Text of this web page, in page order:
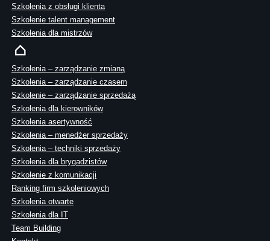
Szkolenia z obsługi klienta
Szkolenie talent management
Szkolenia dla mistrzów
Szkolenia – zarządzanie zmianą
Szkolenia – zarządzanie czasem
Szkolenie – zarządzanie sprzedażą
Szkolenia dla kierowników
Szkolenia asertywność
Szkolenia – menedżer sprzedaży
Szkolenia – techniki sprzedaży
Szkolenia dla brygadzistów
Szkolenie z komunikacji
Ranking firm szkoleniowych
Szkolenia otwarte
Szkolenia dla IT
Team Building